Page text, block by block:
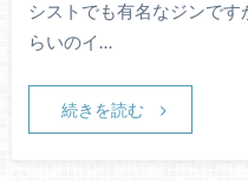
シストでも有名なジンで
らいのイ…
続きを読む